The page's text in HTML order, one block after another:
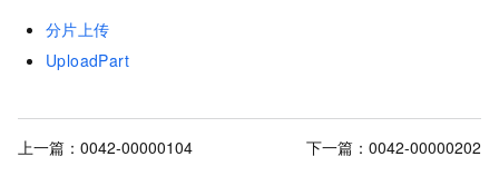
分片上传
UploadPart
上一篇： 0042-00000104 下一篇： 0042-00000202